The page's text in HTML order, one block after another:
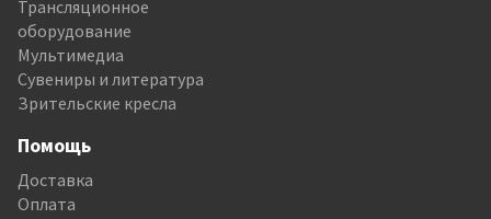
Трансляционное
оборудование
Мультимедиа
Сувениры и литература
Зрительские кресла
Помощь
Доставка
Оплата